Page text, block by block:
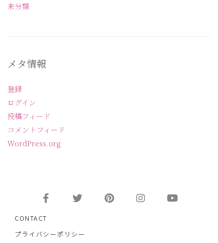
未分類
メタ情報
登録
ログイン
投稿フィード
コメントフィード
WordPress.org
CONTACT
プライバシーポリシー